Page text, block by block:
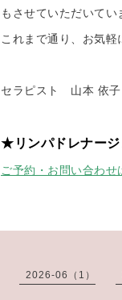
もさせていただいてい
これまで通り、お気軽
セラピスト 山本 依子
★リンパドレナー
ご予約・お問い合わせ
2026-06（1）